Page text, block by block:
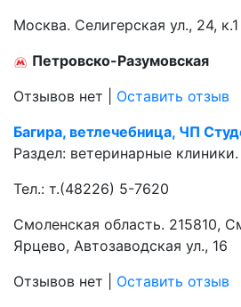
Москва. Селигерская ул., 24, к.1
Петровско-Разумовская
Отзывов нет
Оставить отзыв
Багира, ветлечебница, ЧП
Раздел: ветеринарные клиники.
Тел.: т.(48226) 5-7620
Смоленская область. 215810,
Ярцево, Автозаводская ул., 16
Отзывов нет
Оставить отзыв